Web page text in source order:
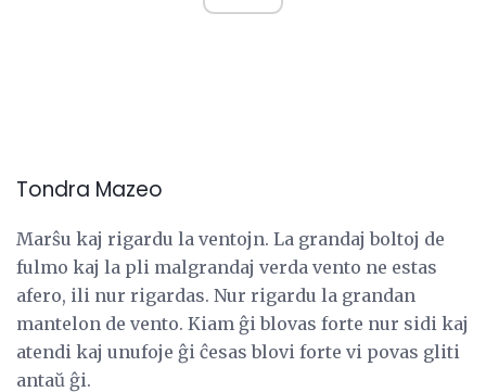
Tondra Mazeo
Marŝu kaj rigardu la ventojn. La grandaj boltoj de
fulmo kaj la pli malgrandaj verda vento ne estas
afero, ili nur rigardas. Nur rigardu la grandan
mantelon de vento. Kiam ĝi blovas forte nur sidi kaj
atendi kaj unufoje ĝi ĉesas blovi forte vi povas gliti
antaŭ ĝi.